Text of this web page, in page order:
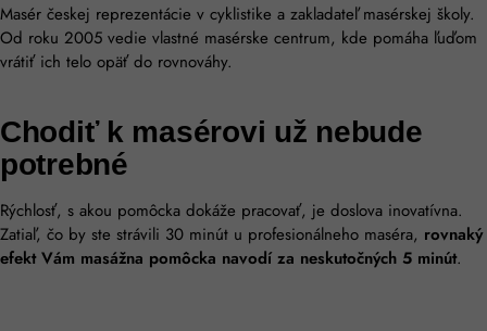
Masér českej reprezentácie v cyklistike a zakladateľ masérskej školy.
Od roku 2005 vedie vlastné masérske centrum, kde pomáha ľuďom
vrátiť ich telo opäť do rovnováhy.
Chodiť k masérovi už nebude
potrebné
Rýchlosť, s akou pomôcka dokáže pracovať, je doslova inovatívna.
Zatiaľ, čo by ste strávili 30 minút u profesionálneho maséra, rovnaký
efekt Vám masážna pomôcka navodí za neskutočných 5 minút.